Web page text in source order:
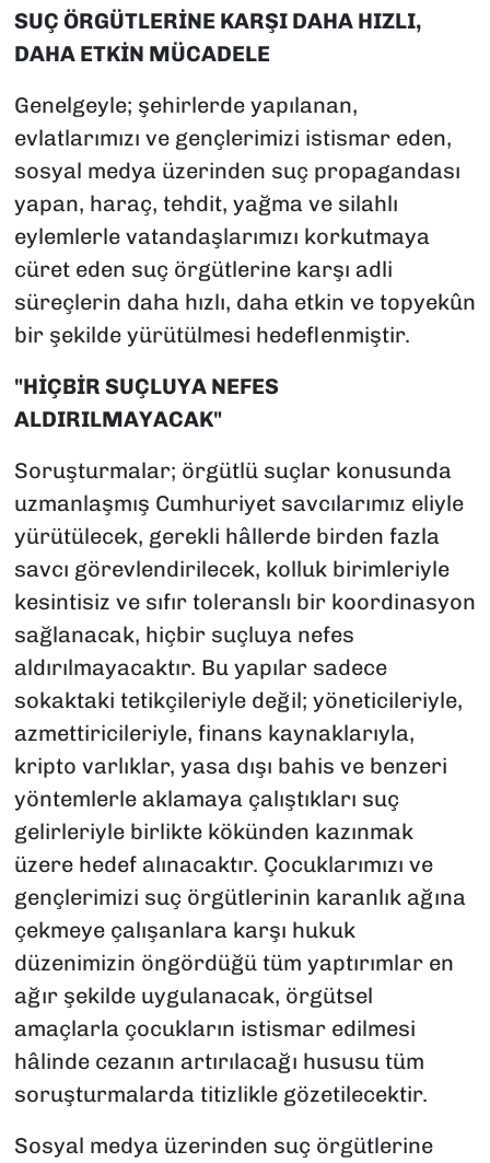
SUÇ ÖRGÜTLERİNE KARŞI DAHA HIZLI,
DAHA ETKİN MÜCADELE
Genelgeyle; şehirlerde yapılanan,
evlatlarımızı ve gençlerimizi istismar eden,
sosyal medya üzerinden suç propagandası
yapan, haraç, tehdit, yağma ve silahlı
eylemlerle vatandaşlarımızı korkutmaya
cüret eden suç örgütlerine karşı adli
süreçlerin daha hızlı, daha etkin ve topyekûn
bir şekilde yürütülmesi hedeflenmiştir.
"HİÇBİR SUÇLUYA NEFES
ALDIRILMAYACAK"
Soruşturmalar; örgütlü suçlar konusunda
uzmanlaşmış Cumhuriyet savcılarımız eliyle
yürütülecek, gerekli hâllerde birden fazla
savcı görevlendirilecek, kolluk birimleriyle
kesintisiz ve sıfır toleranslı bir koordinasyon
sağlanacak, hiçbir suçluya nefes
aldırılmayacaktır. Bu yapılar sadece
sokaktaki tetikçileriyle değil; yöneticileriyle,
azmettiricileriyle, finans kaynaklarıyla,
kripto varlıklar, yasa dışı bahis ve benzeri
yöntemlerle aklamaya çalıştıkları suç
gelirleriyle birlikte kökünden kazınmak
üzere hedef alınacaktır. Çocuklarımızı ve
gençlerimizi suç örgütlerinin karanlık ağına
çekmeye çalışanlara karşı hukuk
düzenimizin öngördüğü tüm yaptırımlar en
ağır şekilde uygulanacak, örgütsel
amaçlarla çocukların istismar edilmesi
hâlinde cezanın artırılacağı hususu tüm
soruşturmalarda titizlikle gözetilecektir.
Sosyal medya üzerinden suç örgütlerine